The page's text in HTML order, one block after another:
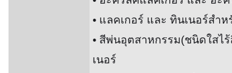
• แลคเกอร์ และ ทินเนอร์สำห
• สีพ่นอุตสาหกรรม(ชนิดใสไ
เนอร์